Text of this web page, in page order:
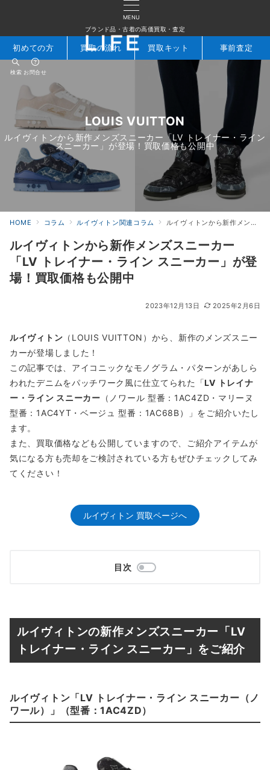
MENU
ブランド品・古着の高価買取・査定
検索 お問合せ
初めての方 買取の流れ 買取キット 事前査定
LOUIS VUITTON
ルイヴィトンから新作メンズスニーカー「LV トレイナー・ライン
スニーカー」が登場！買取価格も公開中
HOME コラム ルイヴィトン関連コラム ルイヴィトンから新作メンズスニーカー「LV トレイナー・ライン スニーカー」が登場！買取価格も公開中
ルイヴィトンから新作メンズスニーカー
「LV トレイナー・ライン スニーカー」が登
場！買取価格も公開中
2023年12月13日 2025年2月6日
ルイヴィトン （LOUIS VUITTON）から、新作のメンズスニー
カーが登場しました！
この記事では、アイコニックなモノグラム・パターンがあしら
われたデニムをパッチワーク風に仕立てられた「LV トレイナ
ー・ライン スニーカー （ノワール 型番：1AC4ZD・マリーヌ
型番：1AC4YT・ベージュ 型番：1AC68B）」をご紹介いたし
ます。
また、買取価格なども公開していますので、ご紹介アイテムが
気になる方も売却をご検討されている方もぜひチェックしてみ
てください！
ルイヴィトン 買取ページへ
目次
ルイヴィトンの新作メンズスニーカー「LV
トレイナー・ライン スニーカー」をご紹介
ルイヴィトン「LV トレイナー・ライン スニーカー（ノ
ワール）」（型番：1AC4ZD）